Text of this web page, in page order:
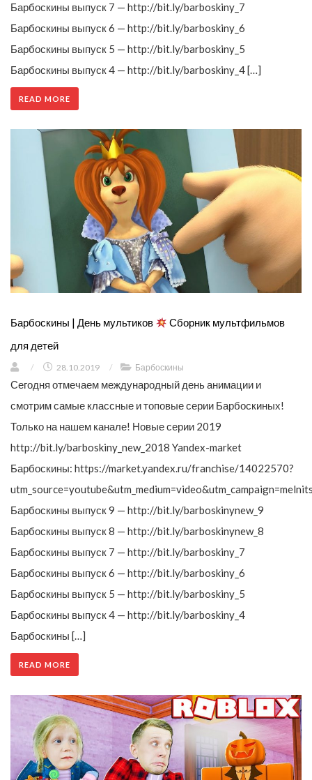
Барбоскины выпуск 7 — http://bit.ly/barboskiny_7
Барбоскины выпуск 6 — http://bit.ly/barboskiny_6
Барбоскины выпуск 5 — http://bit.ly/barboskiny_5
Барбоскины выпуск 4 — http://bit.ly/barboskiny_4 […]
READ MORE
Барбоскины | День мультиков
Сборник мультфильмов
для детей
/ 28.10.2019 / Барбоскины
Сегодня отмечаем международный день анимации и
смотрим самые классные и топовые серии Барбоскиных!
Только на нашем канале! Новые серии 2019
http://bit.ly/barboskiny_new_2018 Yandex-market
Барбоскины: https://market.yandex.ru/franchise/14022570?
Барбоскины выпуск 9 — http://bit.ly/barboskinynew_9
Барбоскины выпуск 8 — http://bit.ly/barboskinynew_8
Барбоскины выпуск 7 — http://bit.ly/barboskiny_7
Барбоскины выпуск 6 — http://bit.ly/barboskiny_6
Барбоскины выпуск 5 — http://bit.ly/barboskiny_5
Барбоскины выпуск 4 — http://bit.ly/barboskiny_4
Барбоскины […]
READ MORE